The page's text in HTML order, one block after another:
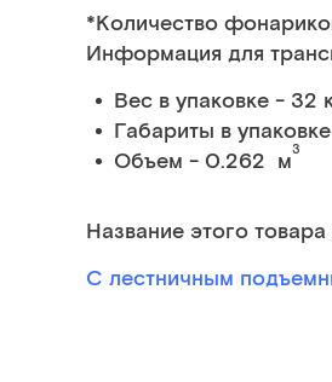
*Количество
Информация для
Вес в упаковке - 32
Габариты в
Объем - 0.262 м3
Название этого
С лестничным